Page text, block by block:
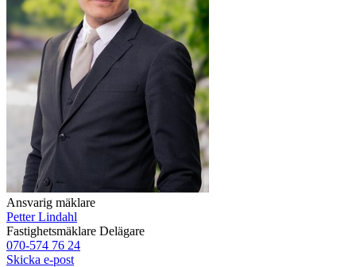
Ansvarig mäklare
Petter Lindahl
Fastighetsmäklare Delägare
070-574 76 24
Skicka e-post